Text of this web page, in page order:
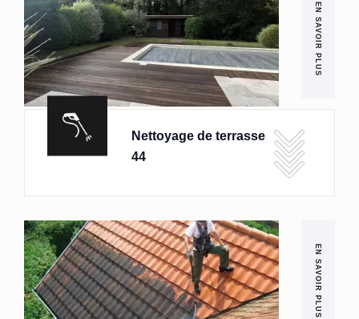
EN SAVOIR PLUS
Nettoyage de terrasse
44
EN SAVOIR PLUS